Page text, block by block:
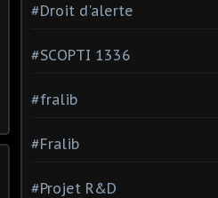
#Droit d'alerte
#SCOPTI 1336
#fralib
#Fralib
#Projet R&D